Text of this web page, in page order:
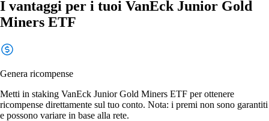
I vantaggi per i tuoi VanEck Junior Gold
Miners ETF
Genera ricompense
Metti in staking VanEck Junior Gold Miners ETF per ottenere
ricompense direttamente sul tuo conto. Nota: i premi non sono garantiti
e possono variare in base alla rete.